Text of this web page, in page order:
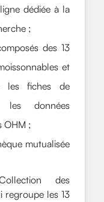
dédiée à la
;
des 13
et
les fiches de
les données
OHM ;
mutualisée
des
regroupe les 13